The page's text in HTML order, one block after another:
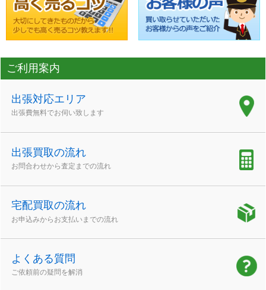
ご利用案内
出張対応エリア
出張費無料でお伺い致します
出張買取の流れ
お問合わせから査定までの流れ
宅配買取の流れ
お申込みからお支払いまでの流れ
よくある質問
ご依頼前の疑問を解消